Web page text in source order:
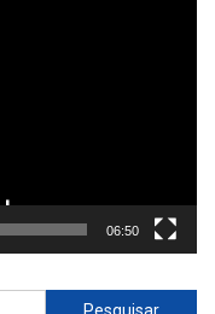
06:50
Pesquisar